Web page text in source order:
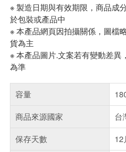
※ 製造日期與有效期限，商品成
於包裝或產品中
※ 本產品網頁因拍攝關係，圖檔
貨為主
※ 本產品圖片.文案若有變動差異
為準
容量
商品來源國家
台
保存天數
12